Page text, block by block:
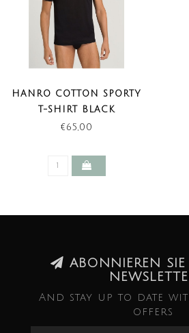
HANRO COTTON SPORTY
T-SHIRT BLACK
€65,00
ABONNIEREN SIE
And stay up to date
offers